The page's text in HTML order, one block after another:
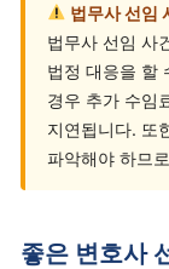
법무사 선임
법무사 선임 사
법정 대응을 할
경우 추가 수임
지연됩니다. 또
파악해야 하므
좋은 변호사